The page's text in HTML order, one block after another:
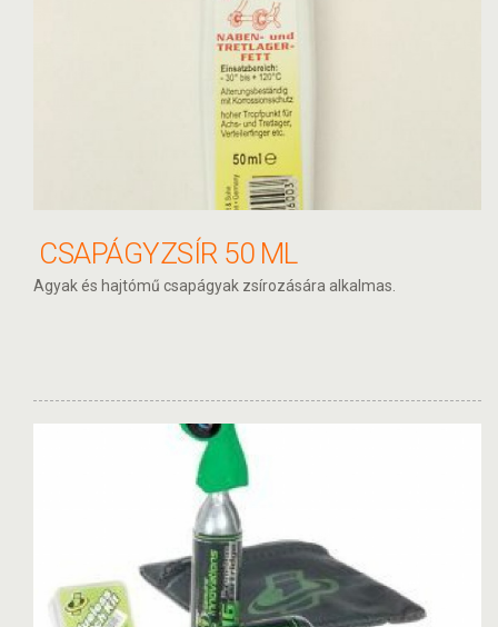
CSAPÁGYZSÍR 50 ML
Agyak és hajtómű csapágyak zsírozására alkalmas.